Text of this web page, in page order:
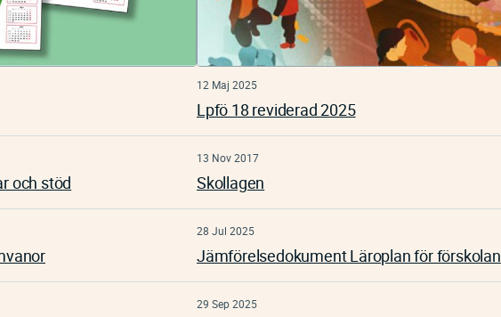
och stöd
12 Maj 2025
Lpfö 18 reviderad 2025
13 Nov 2017
Skollagen
28 Jul 2025
Jämförelsedokument Läroplan för förskolan
29 Sep 2025